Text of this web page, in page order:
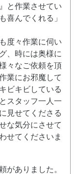
と作業させてい
喜んでくれる」
度々作業に伺い
、時には奥様に
々なご依頼を頂
業にお邪魔して
ビキビしている
スタッフ一人一
見せてくださる
な気分にさせて
せてくださいま
がありました。